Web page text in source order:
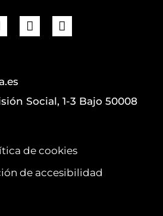
Social, 1-3 Bajo 50008
de cookies
de accesibilidad